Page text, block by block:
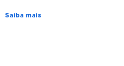
Saiba mais